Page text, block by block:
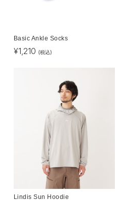
Basic Ankle Socks
¥1,210 (税込)
Lindis Sun Hoodie